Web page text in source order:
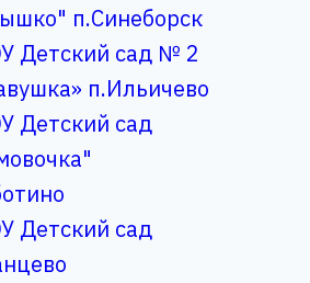
п.Синеборск
Детский сад № 2
п.Ильичево
Детский сад
Детский сад